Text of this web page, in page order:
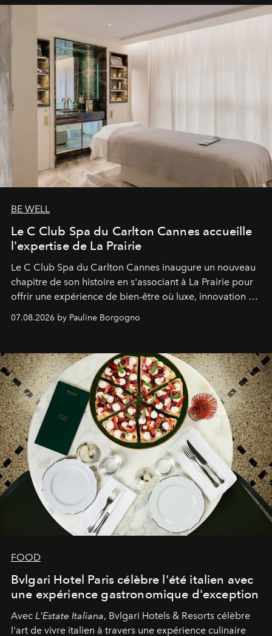
BE WELL
Le C Club Spa du Carlton Cannes accueille
l'expertise de La Prairie
Le C Club Spa du Carlton Cannes inaugure un nouveau
chapitre de son histoire en s'associant à La Prairie pour
offrir une expérience de bien-être où luxe, innovation et
expertise se rencontrent.
07.08.2026 by Pauline Borgogno
FOOD
Bvlgari Hotel Paris célèbre l'été italien avec
une expérience gastronomique d'exception
Avec L'Estate Italiana, Bvlgari Hotels & Resorts célèbre
l'art de vivre italien à travers une expérience culinaire